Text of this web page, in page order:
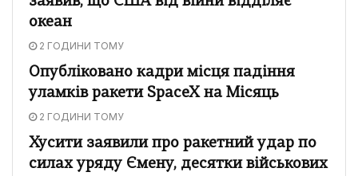
океан
2 ГОДИНИ ТОМУ
Опубліковано кадри місця падіння
уламків ракети SpaceX на Місяць
2 ГОДИНИ ТОМУ
Хусити заявили про ракетний удар по
силах уряду Ємену, десятки військових